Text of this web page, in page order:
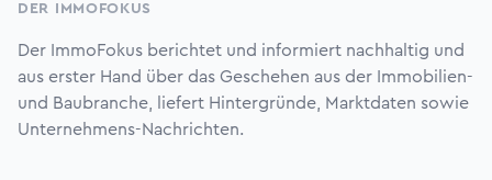
DER IMMOFOKUS
Der ImmoFokus berichtet und informiert nachhaltig und
aus erster Hand über das Geschehen aus der Immobilien-
und Baubranche, liefert Hintergründe, Marktdaten sowie
Unternehmens-Nachrichten.